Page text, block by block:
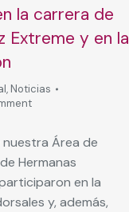
la carrera de
Extreme y en la
, Noticias
Área de
Hermanas
en la
y, además,